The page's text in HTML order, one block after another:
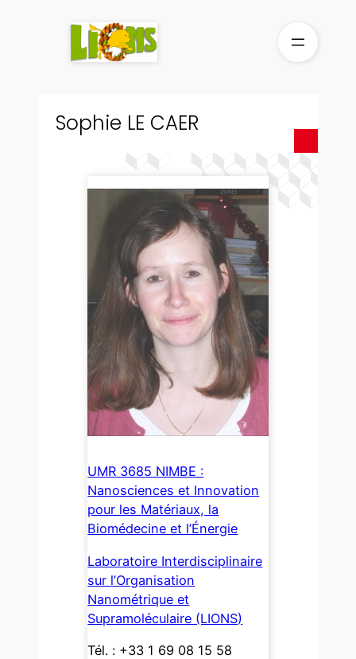
Sophie LE CAER
UMR 3685 NIMBE :
Nanosciences et Innovation
pour les Matériaux, la
Biomédecine et l’Énergie
Laboratoire Interdisciplinaire
sur l’Organisation
Nanométrique et
Supramoléculaire (LIONS)
Tél. : +33 1 69 08 15 58